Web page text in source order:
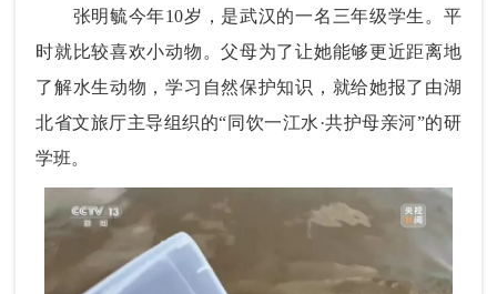
张明毓今年10岁，是武汉的一名三年级学生。平
时就比较喜欢小动物。父母为了让她能够更近距离地
了解水生动物，学习自然保护知识，就给她报了由湖
北省文旅厅主导组织的“同饮一江水·共护母亲河”的研
学班。